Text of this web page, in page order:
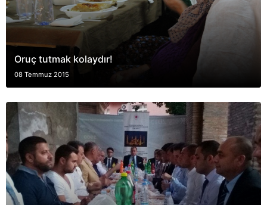
Oruç tutmak kolaydır!
08 Temmuz 2015